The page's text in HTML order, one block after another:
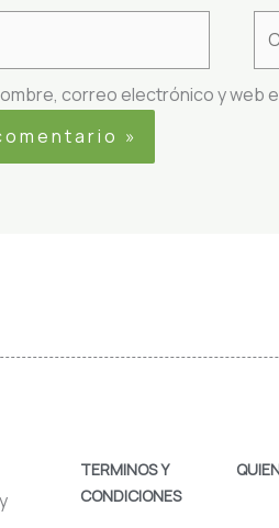
correo electrónico y web
TERMINOS Y
CONDICIONES